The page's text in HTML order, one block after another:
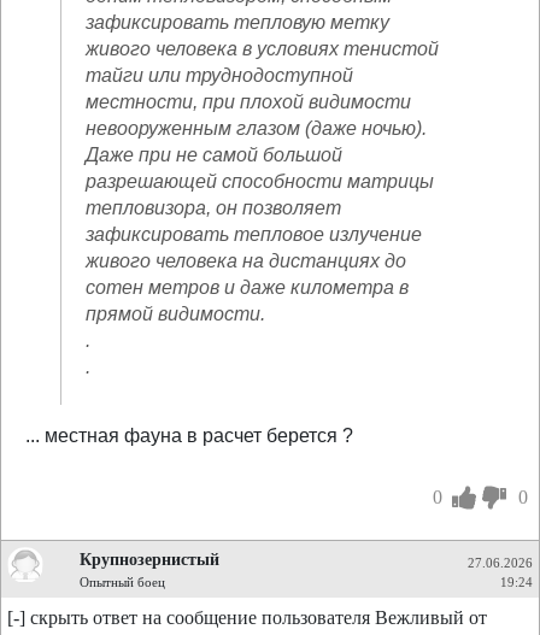
зафиксировать тепловую метку
живого человека в условиях тенистой
тайги или труднодоступной
местности, при плохой видимости
невооруженным глазом (даже ночью).
Даже при не самой большой
разрешающей способности матрицы
тепловизора, он позволяет
зафиксировать тепловое излучение
живого человека на дистанциях до
сотен метров и даже километра в
прямой видимости.
.
.
... местная фауна в расчет берется ?
0 0
Крупнозернистый
Опытный боец
27.06.2026
19:24
[-] скрыть ответ на сообщение пользователя Вежливый от